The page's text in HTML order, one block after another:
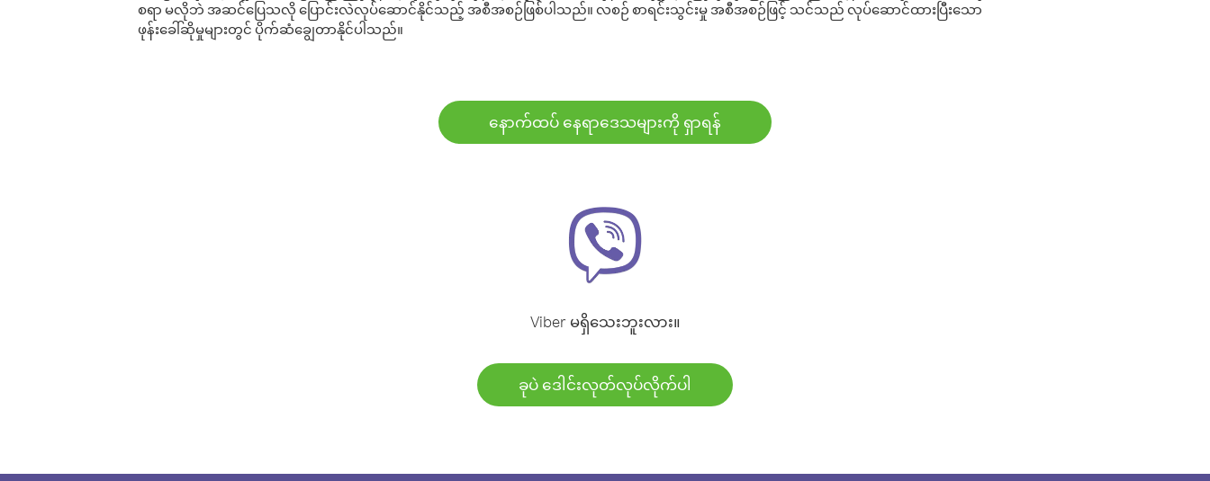
စရာ မလိုဘဲ အဆင်ပြေသလို ပြောင်းလဲလုပ်ဆောင်နိုင်သည့် အစီအစဉ်ဖြစ်ပါသည်။ လစဉ် စာရင်းသွင်းမှု အစီအစဉ်ဖြင့် သင်သည် လုပ်ဆောင်ထားပြီးသော
ဖုန်းခေါ်ဆိုမှုများတွင် ပိုက်ဆံချွေတာနိုင်ပါသည်။
နောက်ထပ် နေရာဒေသများကို ရှာရန်
Viber မရှိသေးဘူးလား။
ခုပဲ ဒေါင်းလုတ်လုပ်လိုက်ပါ